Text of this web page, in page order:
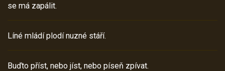
se má zapálit.
Líné mládí plodí nuzné stáří.
Buďto příst, nebo jíst, nebo píseň zpívat.